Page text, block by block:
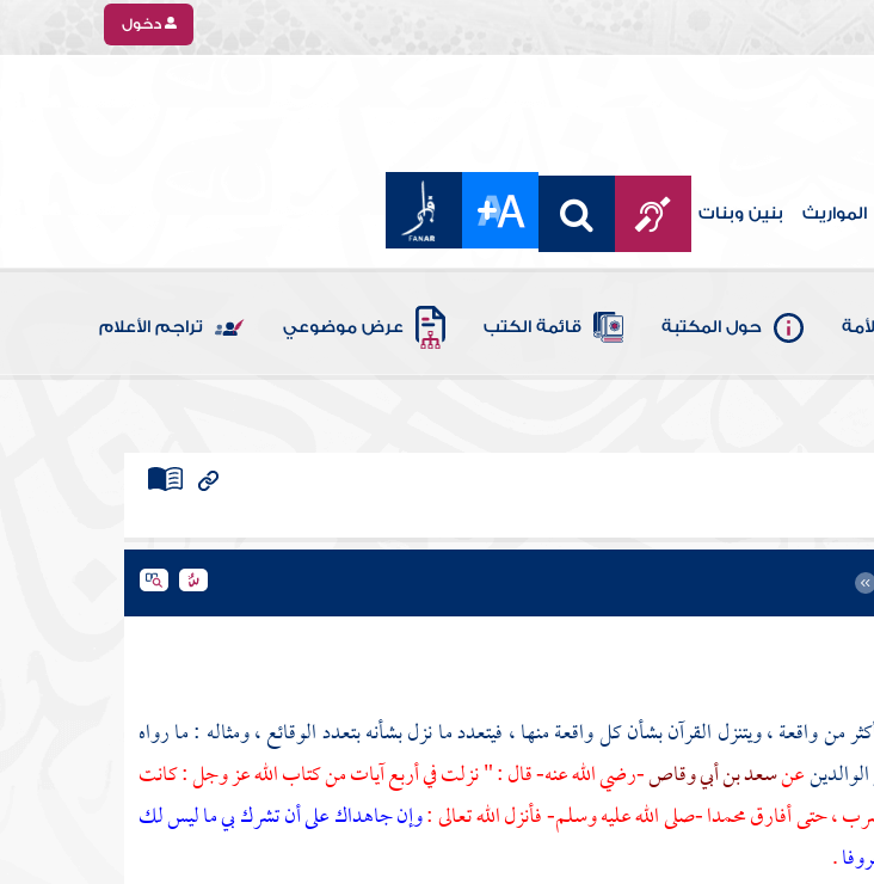
دخول
المواريث بنين وبنات
حول المكتبة قائمة الكتب عرض موضوعي تراجم الأعلام
، ويتنزل القرآن بشأن كل واقعة منها ، فيتعدد ما نزل بشأنه بتعدد الوقائع ، ومثاله : ما رواه
عنسعد بن أبي وقاص-رضي الله عنه- قال : " نزلت في أربع آيات من كتاب الله عز وجل : كانت
، حتى أفارقمحمدا-صلى الله عليه وسلم- فأنزل الله تعالى :وإن جاهداك على أن تشرك بي ما ليس لك
.